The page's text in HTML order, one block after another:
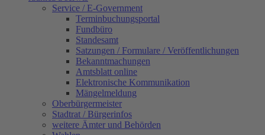
Service / E-Government
Terminbuchungsportal
Fundbüro
Standesamt
Satzungen / Formulare / Veröffentlichungen
Bekanntmachungen
Amtsblatt online
Elektronische Kommunikation
Mängelmeldung
Oberbürgermeister
Stadtrat / Bürgerinfos
weitere Ämter und Behörden